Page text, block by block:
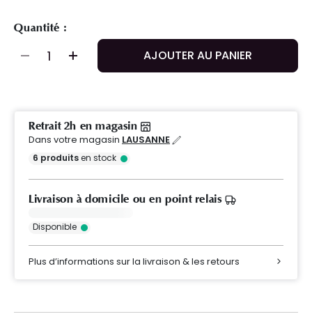
Quantité :
AJOUTER AU PANIER
Retrait 2h en magasin
Dans votre magasin LAUSANNE
6 produitsen stock
Livraison à domicile ou en point relais
Disponible
Plus d’informations sur la livraison & les retours